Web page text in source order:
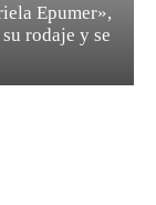
Epumer»,
rodaje y se